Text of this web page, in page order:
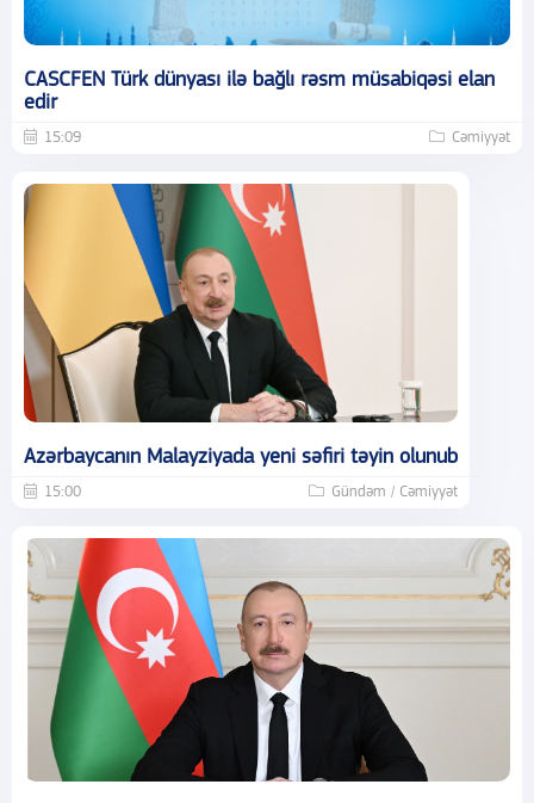
CASCFEN Türk dünyası ilə bağlı rəsm müsabiqəsi elan
edir
15:09 Cəmiyyət
Azərbaycanın Malayziyada yeni səfiri təyin olunub
15:00 Gündəm / Cəmiyyət